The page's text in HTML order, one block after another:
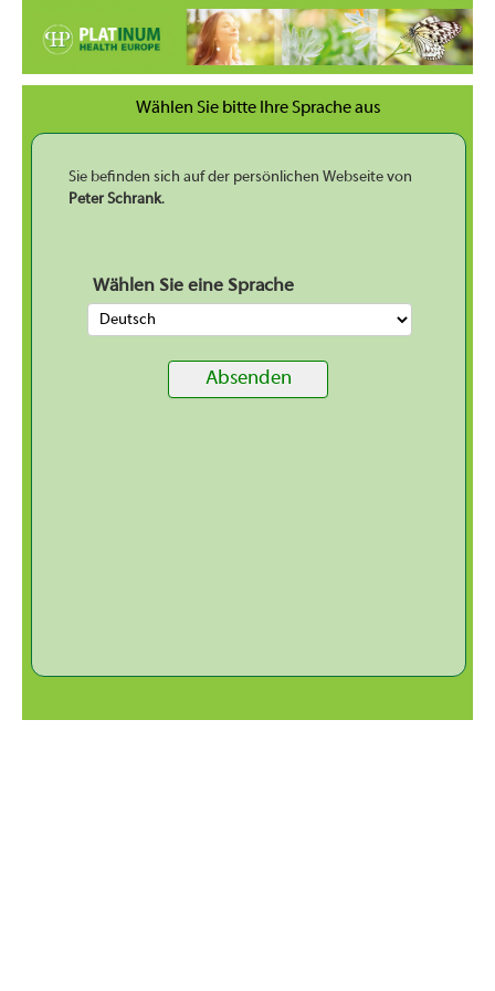
Wählen Sie bitte Ihre Sprache aus
Sie befinden sich auf der persönlichen Webseite von
Peter Schrank.
Wählen Sie eine Sprache
Absenden